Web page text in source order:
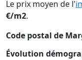
Le prix moyen de l'
€/m2.
Code postal de
Évolution